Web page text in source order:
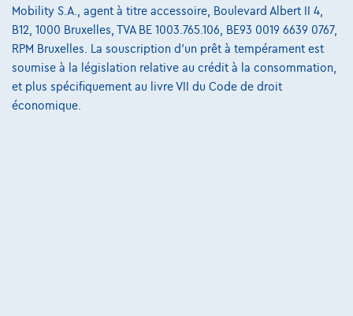
Dacia Jogger
Comfort | 1.0 ECO-G-100 cv | Gps | Clim | Capteurs arr | Cruise
03/2022
78.966 km LPG Manuelle 67 kW ( 91 CV )
Mobility S.A., agent à titre accessoire, Boulevard Albert II 4,
B12, 1000 Bruxelles, TVA BE 1003.765.106, BE93 0019 6639 0767,
RPM Bruxelles. La souscription d'un prêt à tempérament est
soumise à la législation relative au crédit à la consommation,
et plus spécifiquement au livre VII du Code de droit
économique.